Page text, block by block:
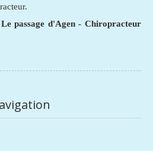
passage d'Agen - Chiropracteur